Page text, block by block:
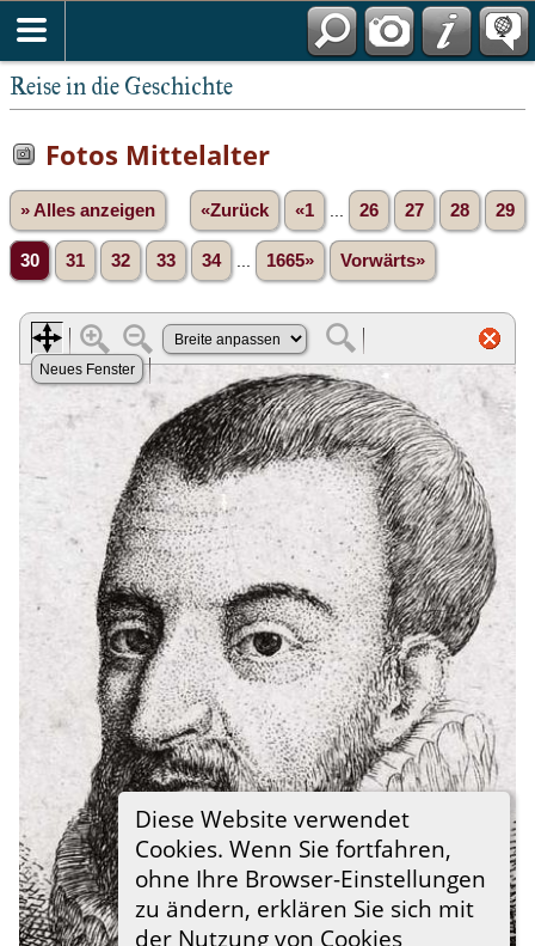
Reise in die Geschichte
Fotos Mittelalter
» Alles anzeigen «Zurück «1 26 27 28 29
30 31 32 33 34 1665» Vorwärts»